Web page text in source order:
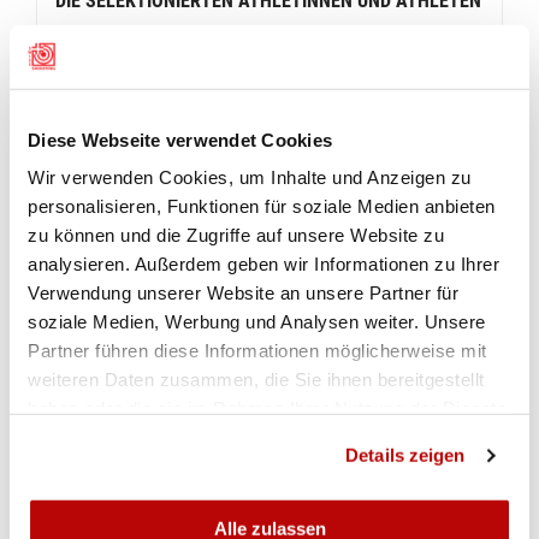
Diese Webseite verwendet Cookies
Wir verwenden Cookies, um Inhalte und Anzeigen zu
personalisieren, Funktionen für soziale Medien anbieten
zu können und die Zugriffe auf unsere Website zu
analysieren. Außerdem geben wir Informationen zu Ihrer
Verwendung unserer Website an unsere Partner für
soziale Medien, Werbung und Analysen weiter. Unsere
Partner führen diese Informationen möglicherweise mit
weiteren Daten zusammen, die Sie ihnen bereitgestellt
Details zeigen
Alle zulassen
-Sarina Hitz, Mauren TG, Jg. 2000
-Chiara Leone, Frick AG, Jg. 1998
-Muriel Züger ,Galgenen SZ, Jg. 1998
Gewehr 50m Männer
-Jan Lochbihler, Holderbank SO, Jg. 1992
-Christoph Dürr, Gams SG, Jg. 1996
-Lukas Roth, Rubigen BE, Jg. 1999
-Fabio Wyrsch, Schattdorf UR, Jg. 1998(RPO –
Ranking Points Only, nicht Finalberechtigt)
-Steve Demierre, Auboranges FR, Jg. 1975
-Jason Solari, Malvaglia TI, Jg. 2000